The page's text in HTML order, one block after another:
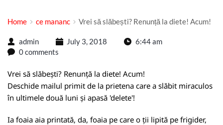
Home ce mananc Vrei să slăbești? Renunță la diete! Acum!
admin July 3, 2018
6:44 am
0 comments
Vrei să slăbești? Renunță la diete! Acum!
Deschide mailul primit de la prietena care a slăbit miraculos
în ultimele două luni și apasă 'delete'!
Ia foaia aia printată, da, foaia pe care o ții lipită pe frigider,